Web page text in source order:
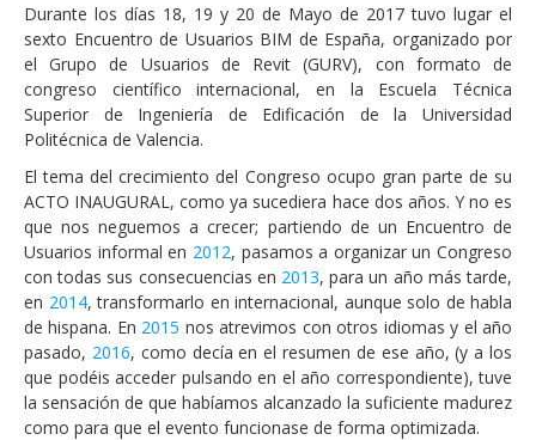
Durante los días 18, 19 y 20 de Mayo de 2017 tuvo lugar el
sexto Encuentro de Usuarios BIM de España, organizado por
el Grupo de Usuarios de Revit (GURV), con formato de
congreso científico internacional, en la Escuela Técnica
Superior de Ingeniería de Edificación de la Universidad
Politécnica de Valencia.
El tema del crecimiento del Congreso ocupo gran parte de su
ACTO INAUGURAL, como ya sucediera hace dos años. Y no es
que nos neguemos a crecer; partiendo de un Encuentro de
Usuarios informal en 2012, pasamos a organizar un Congreso
con todas sus consecuencias en 2013, para un año más tarde,
en 2014, transformarlo en internacional, aunque solo de habla
de hispana. En 2015 nos atrevimos con otros idiomas y el año
pasado, 2016, como decía en el resumen de ese año, (y a los
que podéis acceder pulsando en el año correspondiente), tuve
la sensación de que habíamos alcanzado la suficiente madurez
como para que el evento funcionase de forma optimizada.